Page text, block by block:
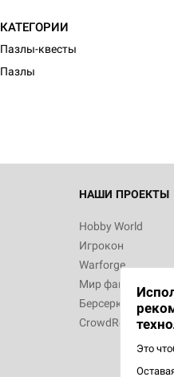
КАТЕГОРИИ
Пазлы-квесты
Пазлы
НАШИ ПРОЕКТЫ
Hobby World
Игрокон
Warforge
Мир фантастики
Берсерк
CrowdRepublic
Это